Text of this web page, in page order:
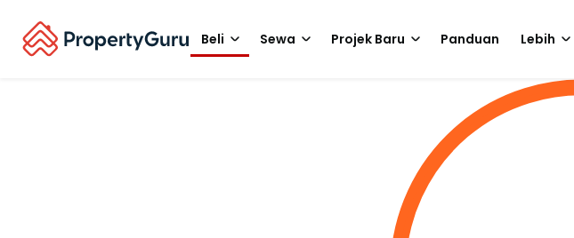
Beli Sewa Projek Baru Panduan Lebih